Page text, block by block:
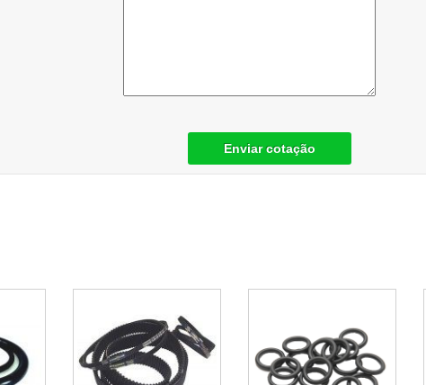
Enviar cotação